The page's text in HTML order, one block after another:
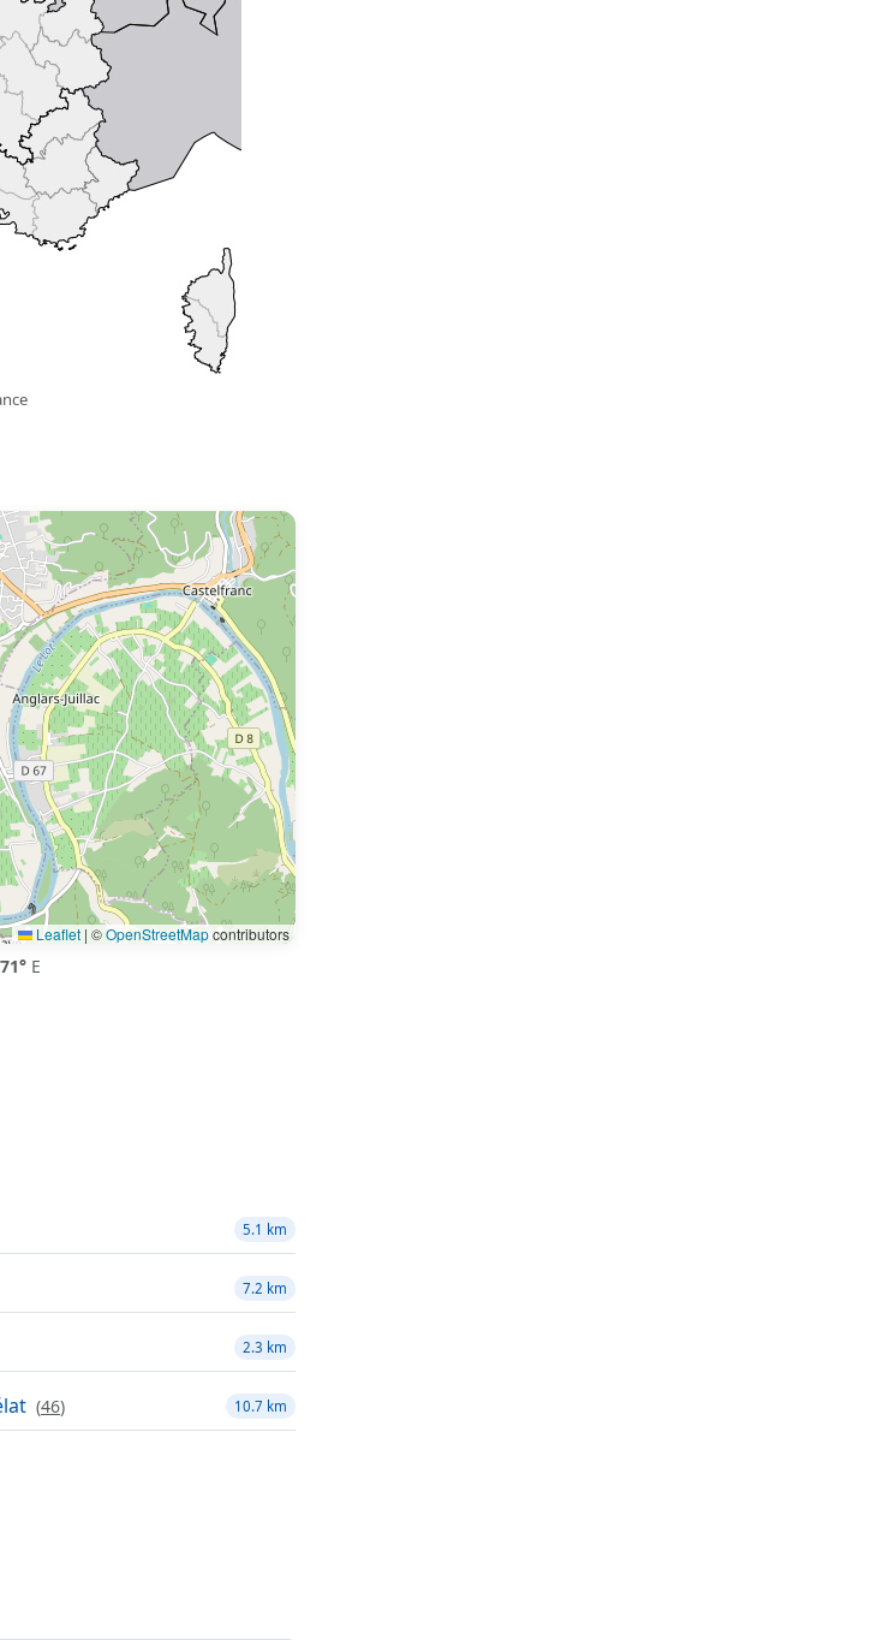
Leaflet | ©OpenStreetMapcontributors
E
5.1 km
7.2 km
2.3 km
(46) 10.7 km